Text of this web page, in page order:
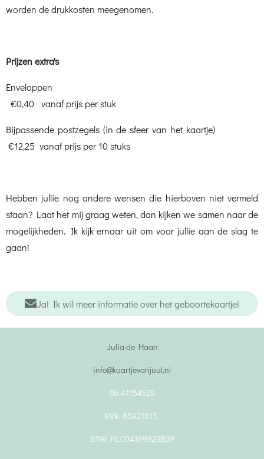
worden de drukkosten meegenomen.
Prijzen extra's
Enveloppen
€0,40 vanaf prijs per stuk
Bijpassende postzegels (in de sfeer van het kaartje)
€12,25 vanaf prijs per 10 stuks
Hebben jullie nog andere wensen die hierboven niet vermeld
staan? Laat het mij graag weten, dan kijken we samen naar de
mogelijkheden. Ik kijk ernaar uit om voor jullie aan de slag te
gaan!
Ja! Ik wil meer informatie over het geboortekaartje!
Julia de Haan
info@kaartjevanjuul.nl
06 41154529
KVK: 85921815
BTW: NL004169829B39